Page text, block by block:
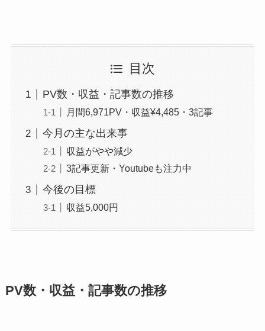
目次
PV数・収益・記事数の推移
月間6,971PV・収益¥4,485・3記事
今月の主な出来事
収益がやや減少
3記事更新・Youtubeも注力中
今後の目標
収益5,000円
PV数・収益・記事数の推移